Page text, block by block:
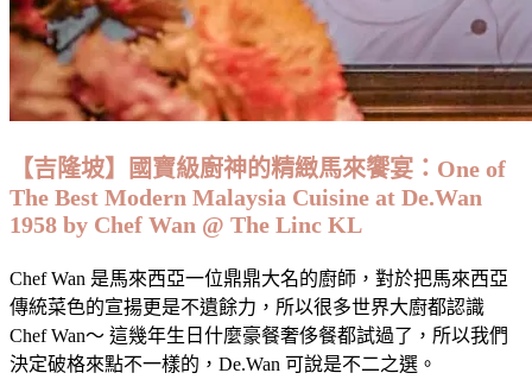
｜
香
港
醬
王
雞
煲
Sangong
Hot
Pot/BBQ,
Ara
Damansara〉
中
【吉隆坡】國寶級廚神的精緻馬來饗宴：One of
The Best Modern Malaysia Cuisine at De.Wan
1958 by Chef Wan @ The Linc KL
Chef Wan 是馬來西亞一位鼎鼎大名的廚師，對於把馬來西亞
傳統菜色的宣揚更是不遺餘力，所以很多世界大廚都認識
Chef Wan～ 這幾年生日什麼豪餐奢侈餐都試過了，所以我們
決定破格來點不一樣的，De.Wan 可說是不二之選。